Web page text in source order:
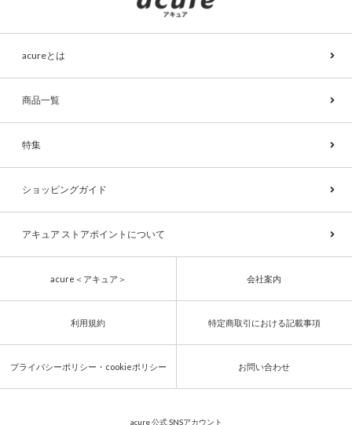
acureとは
商品一覧
特集
ショッピングガイド
アキュア ストアポイントについて
acure＜アキュア＞ 会社案内
利用規約 特定商取引における記載事項
プライバシーポリシー・cookieポリシー お問い合わせ
acure 公式 SNSアカウント